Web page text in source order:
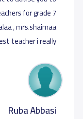
for grade 7
, mrs.shaimaa
teacher i really